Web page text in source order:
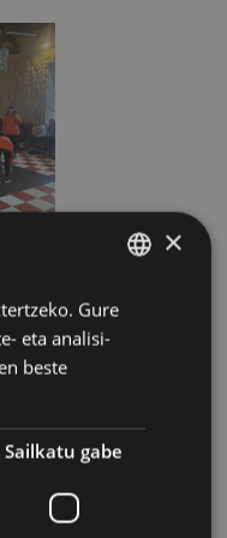
Gazteen
BASQUE
SPANISH
×
Gure
eta analisi-
beste
Sailkatu gabe